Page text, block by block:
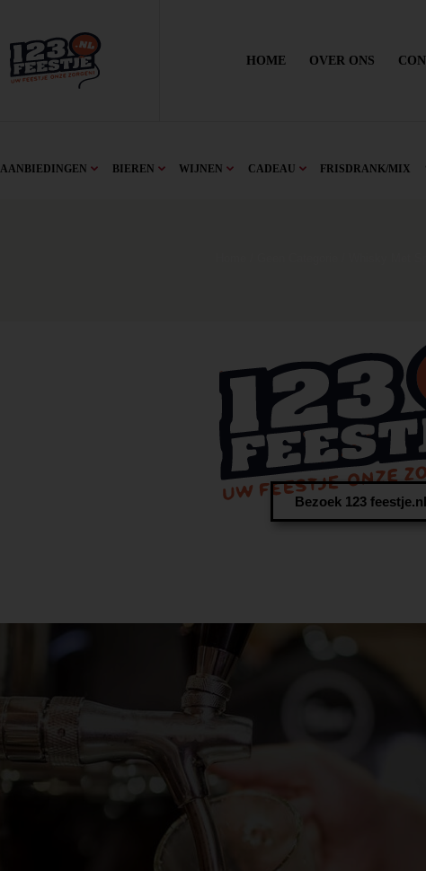
HOME OVER ONS
AANBIEDINGEN BIEREN WIJNEN CADEAU FRISDRANK/MIX
Bezoek 123 feestje.nl